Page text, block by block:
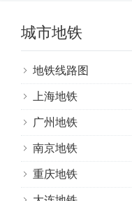
城市地铁
地铁线路图
上海地铁
广州地铁
南京地铁
重庆地铁